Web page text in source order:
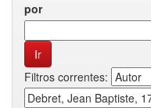
por
Filtros correntes: